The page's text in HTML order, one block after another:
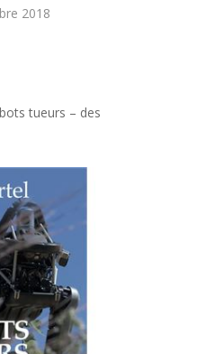
2018
tueurs – des